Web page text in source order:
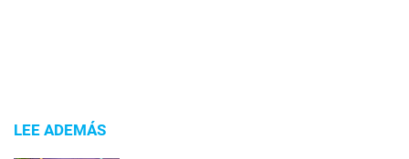
LEE ADEMÁS